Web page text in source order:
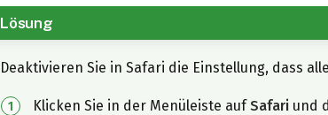
Lösung
Deaktivieren Sie in Safari die Einstellung, dass
Klicken Sie in der Menüleiste aufSafari und